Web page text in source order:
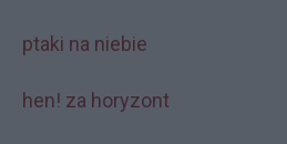
ptaki na niebie
hen! za horyzont